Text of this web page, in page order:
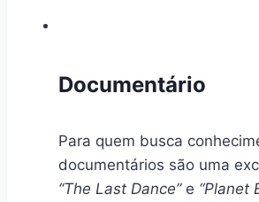
Documentário
Para quem busca
documentários são uma
“The Last Dance”e “Planet